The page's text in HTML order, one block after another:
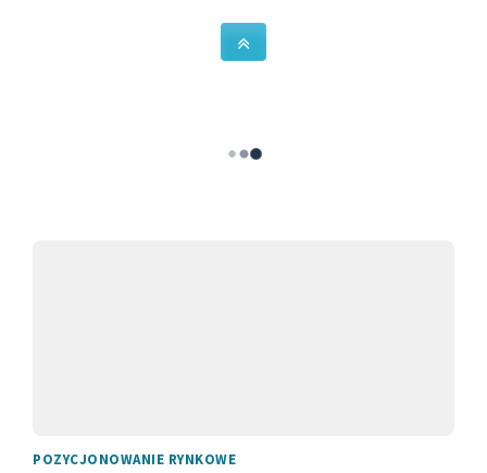
POZYCJONOWANIE RYNKOWE